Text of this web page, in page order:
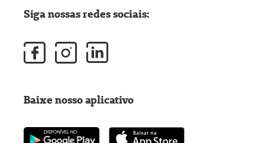
Siga nossas redes sociais:
Baixe nosso aplicativo